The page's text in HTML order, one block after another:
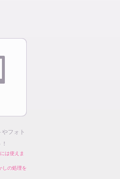
フォト
は使えま
しの処理を